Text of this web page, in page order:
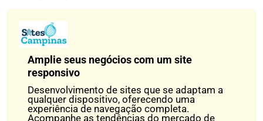
Amplie seus negócios com um site
responsivo
Desenvolvimento de sites que se adaptam a
qualquer dispositivo, oferecendo uma
experiência de navegação completa.
Acompanhe as tendências do mercado de